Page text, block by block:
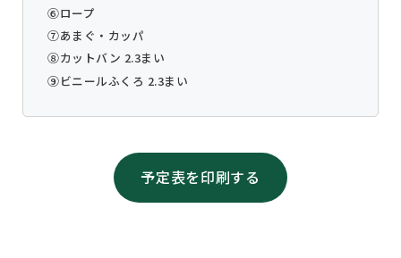
⑥ロープ
⑦あまぐ・カッパ
⑧カットバン 2.3まい
⑨ビニールふくろ 2.3まい
予定表を印刷する